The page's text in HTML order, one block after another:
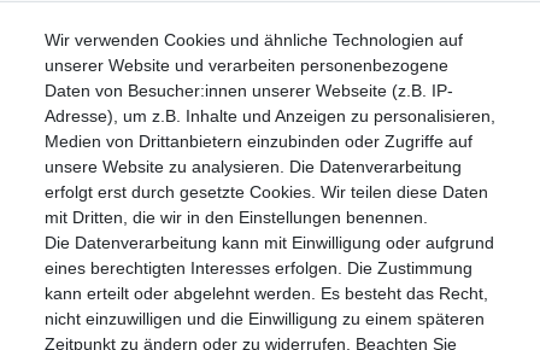
Mein Konto
Registrieren
Anmelden (Login)
Warenkorb
Wir verwenden Cookies und ähnliche Technologien auf
unserer Website und verarbeiten personenbezogene
Daten von Besucher:innen unserer Webseite (z.B. IP-
Adresse), um z.B. Inhalte und Anzeigen zu personalisieren,
Medien von Drittanbietern einzubinden oder Zugriffe auf
unsere Website zu analysieren. Die Datenverarbeitung
erfolgt erst durch gesetzte Cookies. Wir teilen diese Daten
mit Dritten, die wir in den Einstellungen benennen.
Die Datenverarbeitung kann mit Einwilligung oder aufgrund
eines berechtigten Interesses erfolgen. Die Zustimmung
kann erteilt oder abgelehnt werden. Es besteht das Recht,
nicht einzuwilligen und die Einwilligung zu einem späteren
Zeitpunkt zu ändern oder zu widerrufen. Beachten Sie